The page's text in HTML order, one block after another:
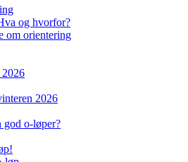
og hvorfor?
om orientering
2026
god o-løper?